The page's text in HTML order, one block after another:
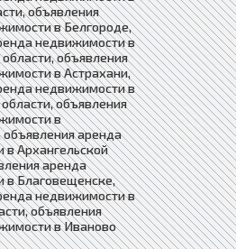
объявления
в Белгороде,
недвижимости в
объявления
в Астрахани,
недвижимости в
объявления
в
объявления аренда
Архангельской
аренда
в Благовещенске,
недвижимости в
объявления
в Иваново